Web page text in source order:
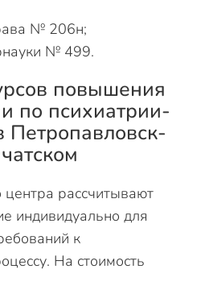
№ 206н;
№ 499.
повышения
по психиатрии-
Петропавловск-
рассчитывают
индивидуально для
к
На стоимость